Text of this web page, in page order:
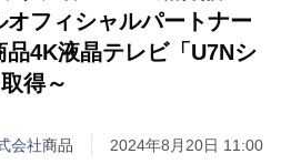
フィシャルパートナー
4K液晶テレビ「U7Nシ
得～
会社商品 2024年8月20日 11:00